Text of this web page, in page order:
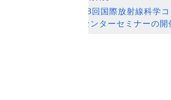
第18回国際放射線科学
ンセンターセミナーの開